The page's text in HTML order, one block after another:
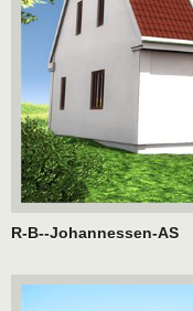
R-B--Johannessen-AS